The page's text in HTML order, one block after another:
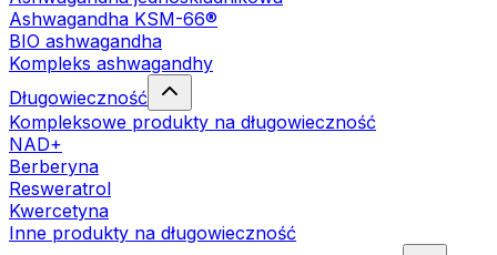
Ashwagandha KSM-66®
BIO ashwagandha
Kompleks ashwagandhy
Długowieczność
Kompleksowe produkty na długowieczność
NAD+
Berberyna
Resweratrol
Kwercetyna
Inne produkty na długowieczność